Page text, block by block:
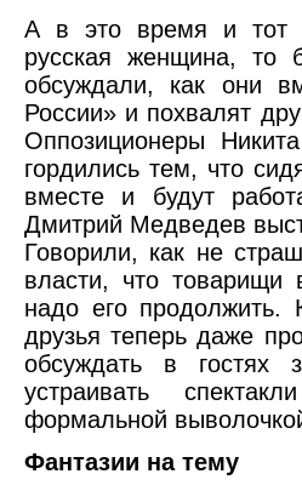
А в это время и тот
русская женщина, то
обсуждали, как они
России» и похвалят
Оппозиционеры
гордились тем, что
вместе и будут
Дмитрий Медведев
Говорили, как не
власти, что
надо его продолжить.
друзья теперь даже
обсуждать в гостях
устраивать
формальной
Фантазии на тему